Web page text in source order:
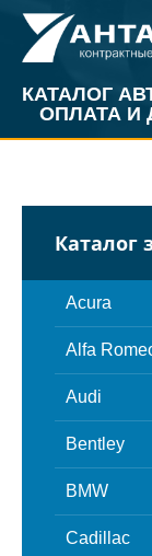
КАТАЛОГ
ОПЛАТА И
Каталог
Acura
Alfa
Audi
Bentley
BMW
Cadillac